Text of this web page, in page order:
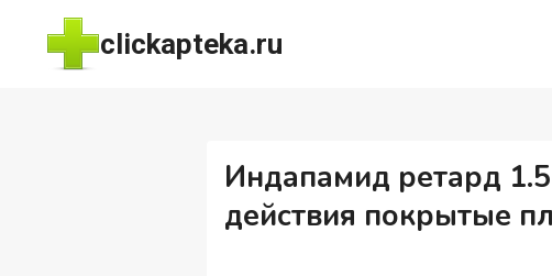
Перейти
содержимому
clickapteka.ru
Индапамид ретард
действия покрытые